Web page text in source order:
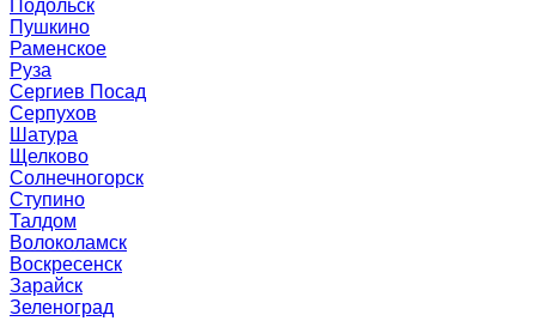
Подольск
Пушкино
Раменское
Руза
Сергиев Посад
Серпухов
Шатура
Щелково
Солнечногорск
Ступино
Талдом
Волоколамск
Воскресенск
Зарайск
Зеленоград